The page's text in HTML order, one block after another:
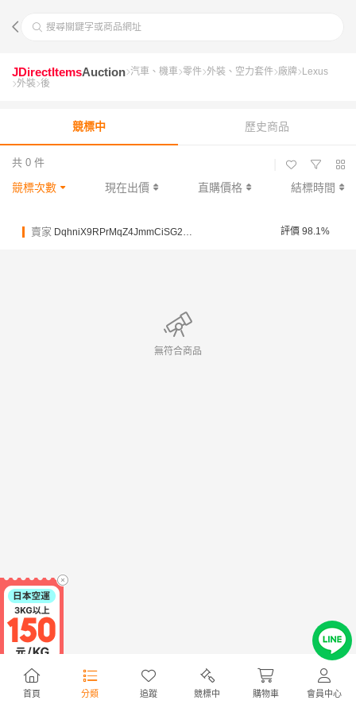
搜尋關鍵字或商品網址
首頁 分類 追蹤 競標中 購物車 會員中心
JDirectItemsAuction 汽車、機車 零件 外裝、空力套件 廠牌 Lexus
外裝 後
競標中 歷史商品
共 0 件
競標次數 現在出價 直購價格 結標時間
賣家 DqhniX9RPrMqZ4JmmCiSG2ZntfVaK 評價 98.1%
無符合商品